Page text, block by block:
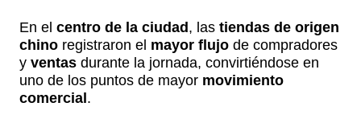
En el centro de la ciudad , las tiendas de origen
chino registraron el mayor flujo de compradores
y ventas durante la jornada, convirtiéndose en
uno de los puntos de mayor movimiento
comercial .